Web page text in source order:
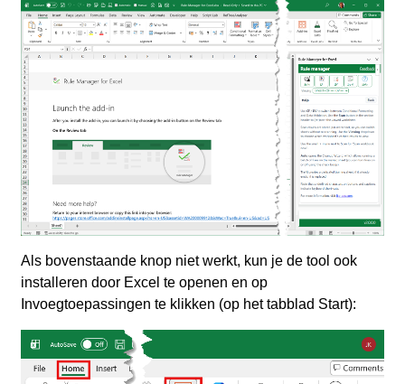
Als bovenstaande knop niet werkt, kun je de tool ook
installeren door Excel te openen en op
Invoegtoepassingen te klikken (op het tabblad Start):